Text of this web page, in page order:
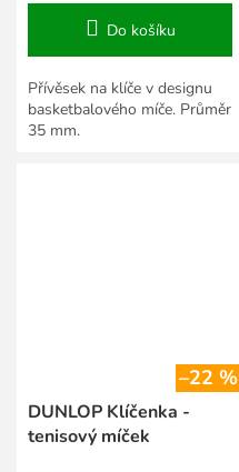
Do košíku
Přívěsek na klíče v designu
basketbalového míče. Průměr
35 mm.
–22 %
DUNLOP Klíčenka -
tenisový míček